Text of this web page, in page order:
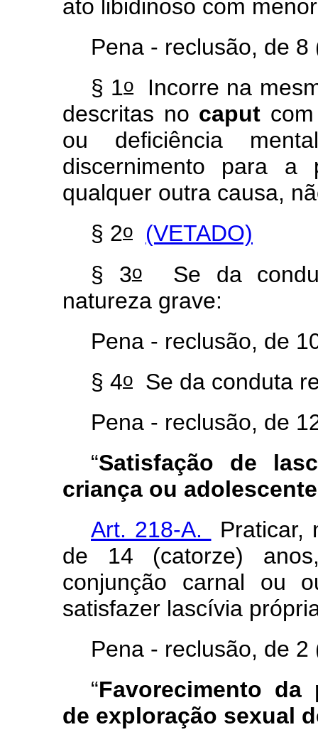
ato libidinoso com
Pena - reclusão, de
§ 1oIncorre na
descritas no caput
ou deficiência
discernimento para
qualquer outra causa,
§ 2o
(VETADO)
§ 3oSe da
natureza grave:
Pena - reclusão, de
§ 4o Se da conduta
Pena - reclusão, de
“Satisfação de
criança ou adolescente
Art. 218-A.
Praticar,
de 14 (catorze)
conjunção carnal ou
satisfazer lascívia
Pena - reclusão, de
“Favorecimento
de exploração sexual